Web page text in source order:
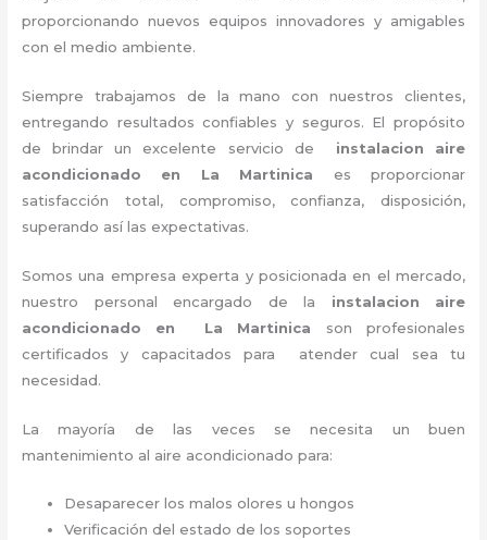
proporcionando nuevos equipos innovadores y amigables
con el medio ambiente.
Siempre trabajamos de la mano con nuestros clientes,
entregando resultados confiables y seguros. El propósito
de brindar un excelente servicio de instalacion aire
acondicionado en La Martinica
es proporcionar
satisfacción total, compromiso, confianza, disposición,
superando así las expectativas.
Somos una empresa experta y posicionada en el mercado,
nuestro personal encargado de la instalacion aire
acondicionado en La Martinica
son profesionales
certificados y capacitados para atender cual sea tu
necesidad.
La mayoría de las veces se necesita un buen
mantenimiento al aire acondicionado para:
Desaparecer los malos olores u hongos
Verificación del estado de los soportes